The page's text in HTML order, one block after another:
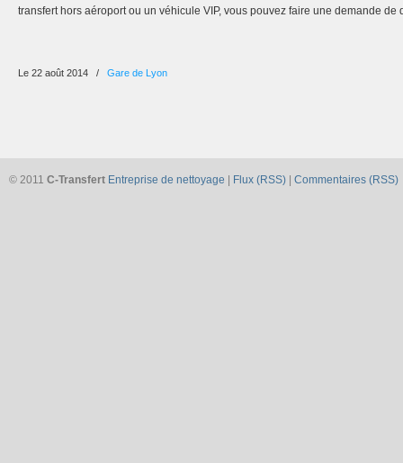
transfert hors aéroport ou un véhicule VIP, vous pouvez faire une demande de
Le 22 août 2014 / Gare de Lyon
© 2011 C-Transfert Entreprise de nettoyage Flux (RSS) Commentaires (RSS)